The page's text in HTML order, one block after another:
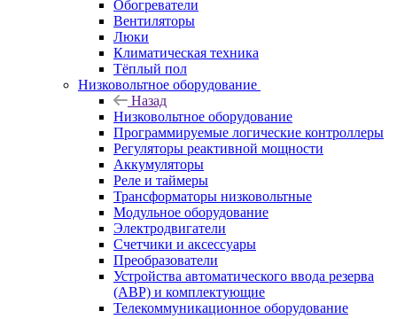
Обогреватели
Вентиляторы
Люки
Климатическая техника
Тёплый пол
Низковольтное оборудование
Назад
Низковольтное оборудование
Программируемые логические контроллеры
Регуляторы реактивной мощности
Аккумуляторы
Реле и таймеры
Трансформаторы низковольтные
Модульное оборудование
Электродвигатели
Счетчики и аксессуары
Преобразователи
Устройства автоматического ввода резерва
(АВР) и комплектующие
Телекоммуникационное оборудование